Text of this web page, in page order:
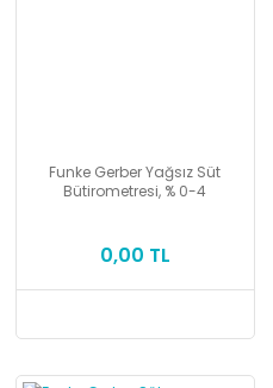
Funke Gerber Yağsız Süt
Bütirometresi, % 0-4
0,00 TL